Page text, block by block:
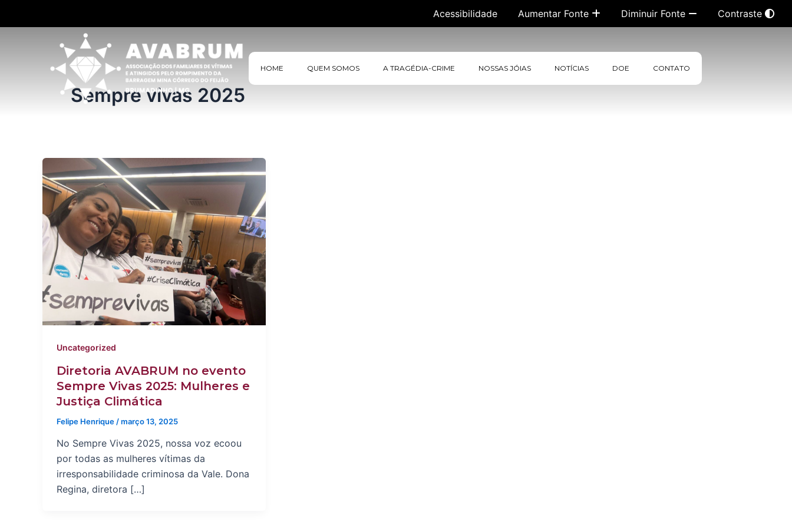
Acessibilidade Aumentar Fonte Diminuir Fonte Contraste
HOME QUEM SOMOS A TRAGÉDIA-CRIME NOSSAS JÓIAS NOTÍCIAS DOE CONTATO
Sempre vivas 2025
Uncategorized
Diretoria AVABRUM no evento
Sempre Vivas 2025: Mulheres e
Justiça Climática
Felipe Henrique /março 13, 2025
No Sempre Vivas 2025, nossa voz ecoou
por todas as mulheres vítimas da
irresponsabilidade criminosa da Vale. Dona
Regina, diretora […]